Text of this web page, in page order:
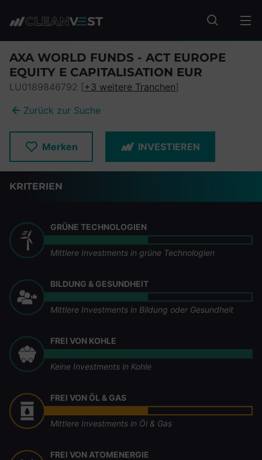
Fonds
AXA WORLD FUNDS - ACT EUROPE
EQUITY E CAPITALISATION EUR
LU0189846792 [+3 weitere Tranchen]
Zurück zur Suche
Merken INVESTIEREN
KRITERIEN
GRÜNE TECHNOLOGIEN
Mittlere Investments in grüne Technologien
BILDUNG & GESUNDHEIT
Mittlere Investments in Bildung oder Gesundheit
FREI VON KOHLE
Keine Investments in Kohle
FREI VON ÖL & GAS
Mittlere Investments in Öl & Gas
FREI VON ATOMENERGIE